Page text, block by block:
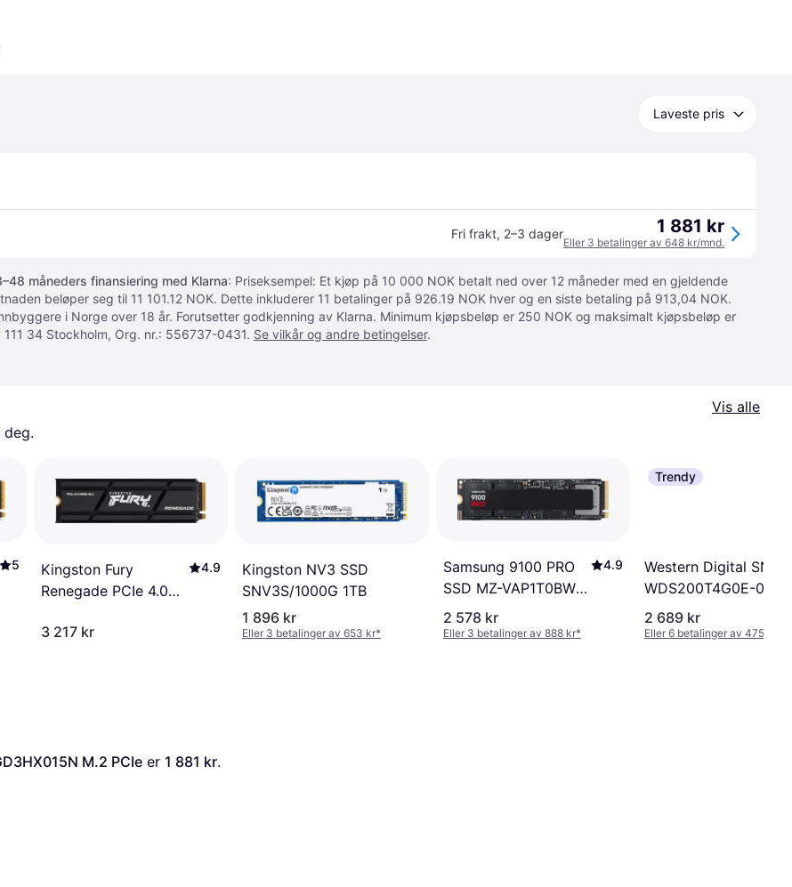
Laveste pris
Fri frakt, 2–3 dager 1 881 kr
Eller 3 betalinger av 648 kr/mnd.
måneders finansiering med Klarna: Priseksempel: Et kjøp på 10 000 NOK betalt ned over 12 måneder med en gjeldende
beløper seg til 11 101.12 NOK. Dette inkluderer 11 betalinger på 926.19 NOK hver og en siste betaling på 913,04 NOK.
i Norge over 18 år. Forutsetter godkjenning av Klarna. Minimum kjøpsbeløp er 250 NOK og maksimalt kjøpsbeløp er
34 Stockholm, Org. nr.: 556737-0431. Se vilkår og andre betingelser.
Vis alle
5
Kingston Fury
Renegade PCIe 4.0
Heatsink 2TB
4.9
3 217 kr
Kingston NV3 SSD
SNV3S/1000G 1TB
1 896 kr
Eller 3 betalinger av 653 kr*
Samsung 9100 PRO
SSD MZ-VAP1T0BW
1TB
4.9
2 578 kr
Eller 3 betalinger av 888 kr*
Trendy
Western Digital
WDS200T4G0E-
2TB
2 689 kr
Eller 6 betalinger av 475 kr
M.2 PCIe er 1 881 kr.